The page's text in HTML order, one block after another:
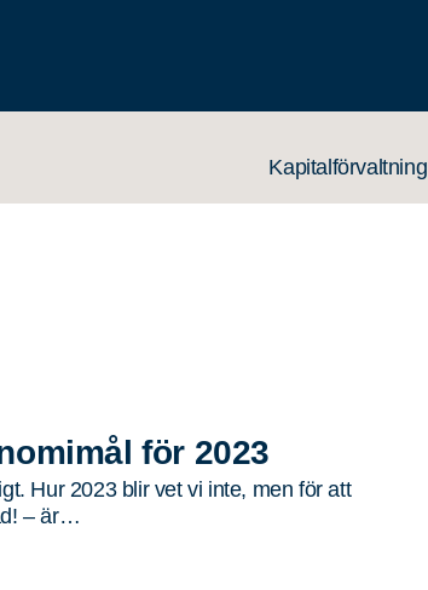
Kapitalförvaltning
för 2023
Hur 2023 blir vet vi inte, men för att
– är…